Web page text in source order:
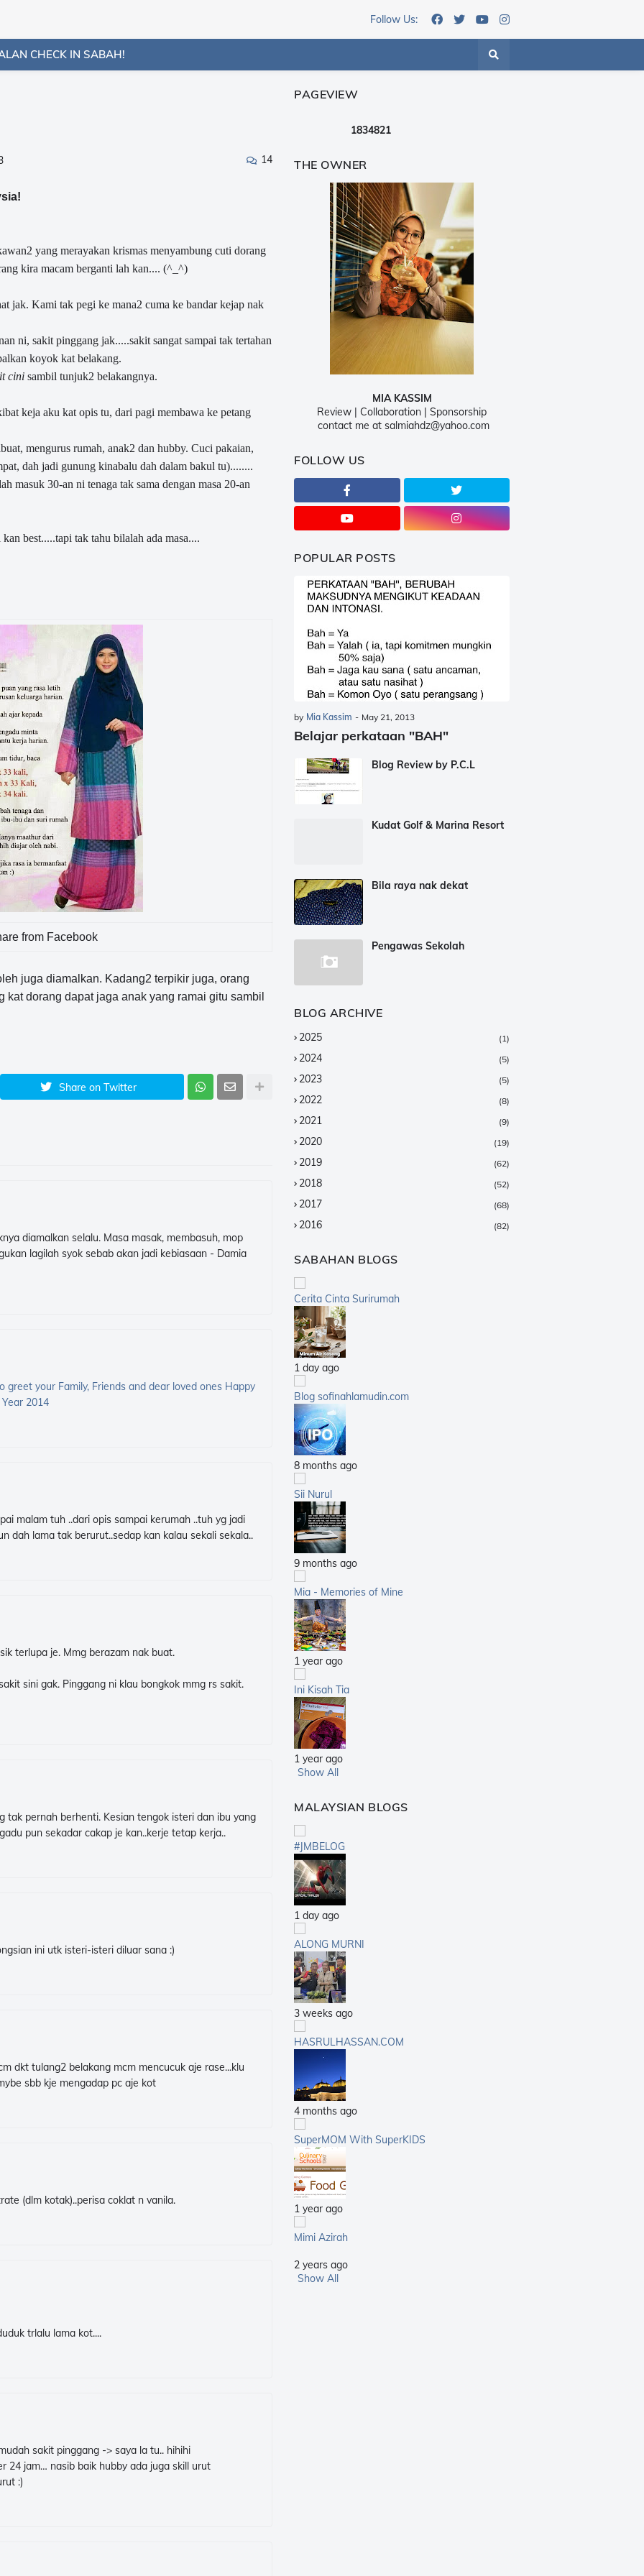
Follow Us:
CHECK IN SABAH!
14
yang merayakan krismas menyambung cuti dorang
kira macam berganti lah kan.... (^_^)
jak. Kami tak pegi ke mana2 cuma ke bandar kejap nak
ni, sakit pinggang jak.....sakit sangat sampai tak tertahan
koyok kat belakang.
cini sambil tunjuk2 belakangnya.
keja aku kat opis tu, dari pagi membawa ke petang
mengurus rumah, anak2 dan hubby. Cuci pakaian,
dah jadi gunung kinabalu dah dalam bakul tu)........
masuk 30-an ni tenaga tak sama dengan masa 20-an
best.....tapi tak tahu bilalah ada masa....
from Facebook
juga diamalkan. Kadang2 terpikir juga, orang
kat dorang dapat jaga anak yang ramai gitu sambil
Share on Twitter
diamalkan selalu. Masa masak, membasuh, mop
lagilah syok sebab akan jadi kebiasaan - Damia
greet your Family, Friends and dear loved ones Happy
2014
malam tuh ..dari opis sampai kerumah ..tuh yg jadi
dah lama tak berurut..sedap kan kalau sekali sekala..
terlupa je. Mmg berazam nak buat.
sini gak. Pinggang ni klau bongkok mmg rs sakit.
tak pernah berhenti. Kesian tengok isteri dan ibu yang
pun sekadar cakap je kan..kerje tetap kerja..
ini utk isteri-isteri diluar sana :)
dkt tulang2 belakang mcm mencucuk aje rase...klu
sbb kje mengadap pc aje kot
(dlm kotak)..perisa coklat n vanila.
trlalu lama kot....
sakit pinggang -> saya la tu.. hihihi
24 jam… nasib baik hubby ada juga skill urut
:)
PAGEVIEW
1834821
THE OWNER
MIA KASSIM
Review | Collaboration | Sponsorship
contact me at salmiahdz@yahoo.com
FOLLOW US
POPULAR POSTS
by Mia Kassim - May 21, 2013
Belajar perkataan "BAH"
Blog Review by P.C.L
Kudat Golf & Marina Resort
Bila raya nak dekat
Pengawas Sekolah
BLOG ARCHIVE
2025 (1)
2024 (5)
2023 (5)
2022 (8)
2021 (9)
2020 (19)
2019 (62)
2018 (52)
2017 (68)
2016 (82)
2014
2013
2012
2011
2010
2009
2008
2007
SABAHAN BLOGS
Cerita Cinta Surirumah
1 day ago
Blog sofinahlamudin.com
8 months ago
Sii Nurul
9 months ago
Mia - Memories of Mine
1 year ago
Ini Kisah Tia
1 year ago
Show All
MALAYSIAN BLOGS
#JMBELOG
1 day ago
ALONG MURNI
3 weeks ago
HASRULHASSAN.COM
4 months ago
SuperMOM With SuperKIDS
1 year ago
Mimi Azirah
2 years ago
Show All